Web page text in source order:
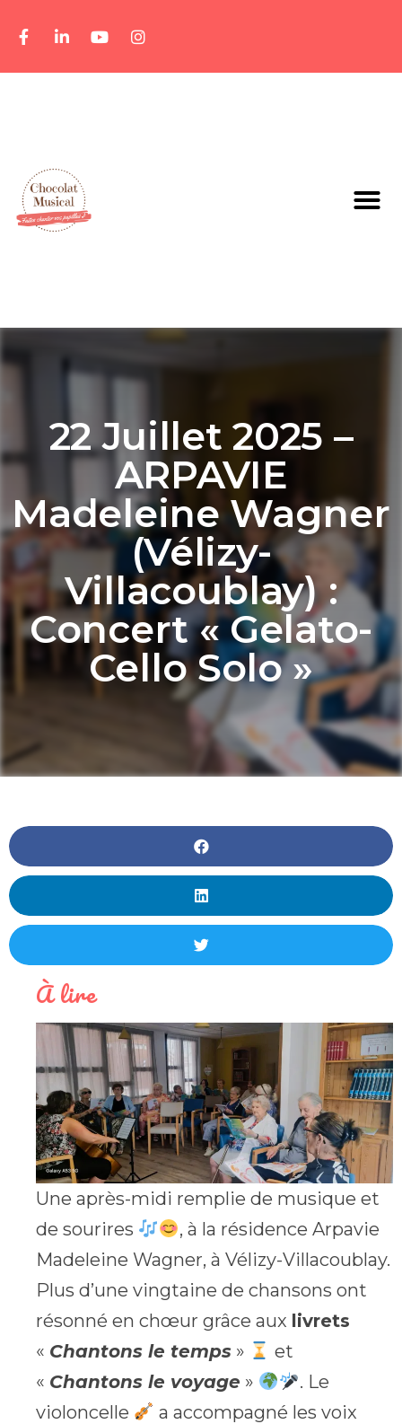
22 Juillet 2025 –
ARPAVIE
Madeleine Wagner
(Vélizy-
Villacoublay) :
Concert « Gelato-
Cello Solo »
À lire
Une après-midi remplie de musique et
de sourires
, à la résidence Arpavie
Madeleine Wagner, à Vélizy-Villacoublay.
Plus d’une vingtaine de chansons ont
résonné en chœur grâce aux livrets
« Chantons le temps »
et
« Chantons le voyage »
. Le
violoncelle
a accompagné les voix